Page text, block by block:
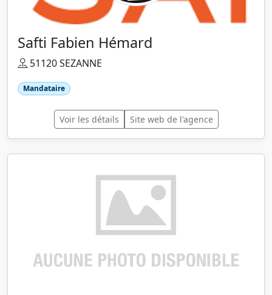
Safti Fabien Hémard
51120 SEZANNE
Mandataire
Voir les détails Site web de l'agence